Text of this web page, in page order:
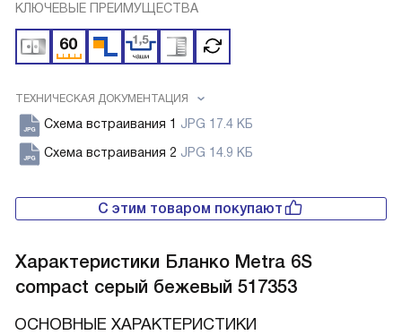
КЛЮЧЕВЫЕ ПРЕИМУЩЕСТВА
ТЕХНИЧЕСКАЯ ДОКУМЕНТАЦИЯ
Схема встраивания 1 JPG 17.4 КБ
Схема встраивания 2 JPG 14.9 КБ
С этим товаром покупают
Характеристики Бланко Metra 6S
compact серый бежевый 517353
ОСНОВНЫЕ ХАРАКТЕРИСТИКИ